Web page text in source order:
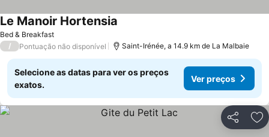
Bed & Breakfast
Le Manoir Hortensia
/ Pontuação não disponível Saint-Irénée, a 14.9 km de La Malbaie
Selecione as datas para ver os preços
exatos.
Ver preços
Partilhar